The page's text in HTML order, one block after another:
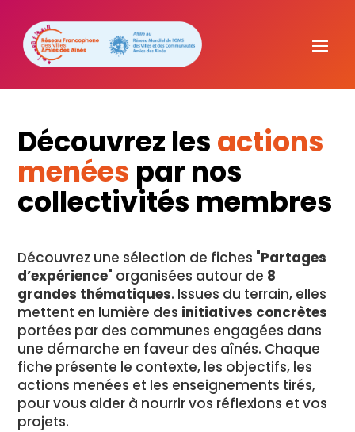
Découvrez les actions
menées par nos
collectivités membres
Découvrez une sélection de fiches "Partages
d’expérience" organisées autour de 8
grandes thématiques. Issues du terrain, elles
mettent en lumière des initiatives concrètes
portées par des communes engagées dans
une démarche en faveur des aînés. Chaque
fiche présente le contexte, les objectifs, les
actions menées et les enseignements tirés,
pour vous aider à nourrir vos réflexions et vos
projets.